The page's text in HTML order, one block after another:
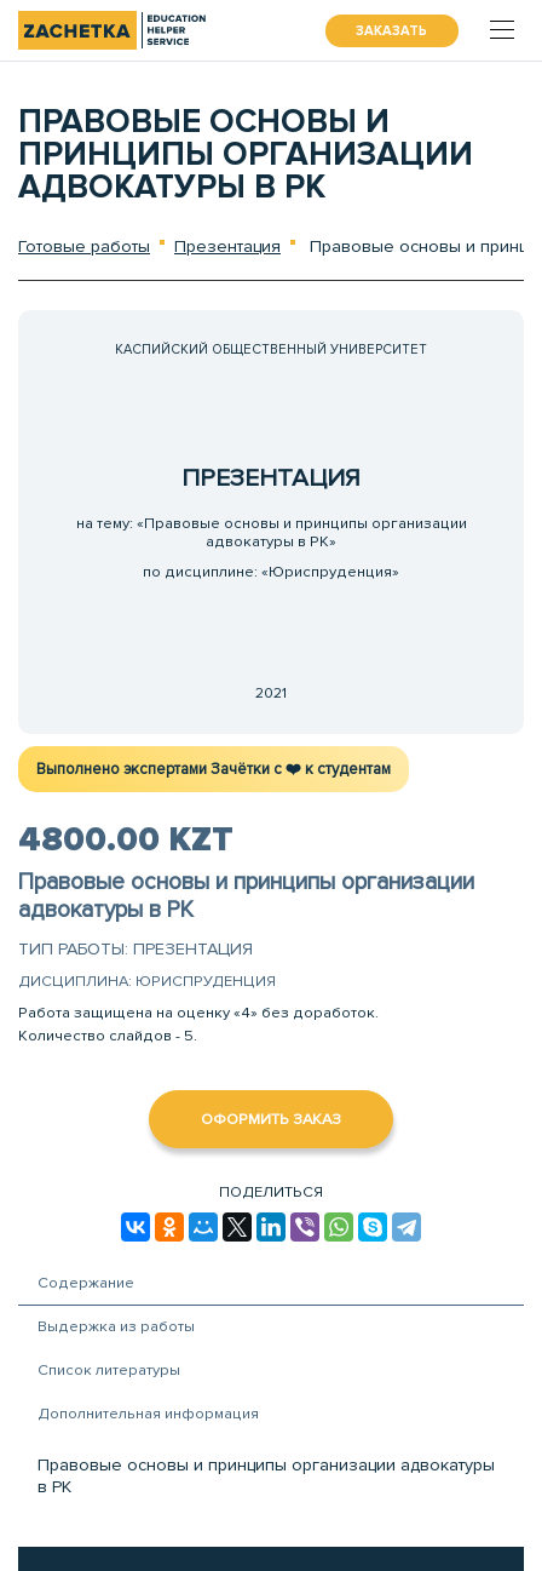
ЗАКАЗАТЬ
ПРАВОВЫЕ ОСНОВЫ И
ПРИНЦИПЫ ОРГАНИЗАЦИИ
АДВОКАТУРЫ В РК
Готовые работы Презентация Правовые основы и
КАСПИЙСКИЙ ОБЩЕСТВЕННЫЙ УНИВЕРСИТЕТ
ПРЕЗЕНТАЦИЯ
на тему: «Правовые основы и принципы организации
адвокатуры в РК»
по дисциплине: «Юриспруденция»
2021
Выполнено экспертами Зачётки c ❤️ к студентам
4800.00 KZT
Правовые основы и принципы организации
адвокатуры в РК
ТИП РАБОТЫ: ПРЕЗЕНТАЦИЯ
ДИСЦИПЛИНА: ЮРИСПРУДЕНЦИЯ
Работа защищена на оценку «4» без доработок.
Количество слайдов - 5.
ОФОРМИТЬ ЗАКАЗ
ПОДЕЛИТЬСЯ
Содержание
Выдержка из работы
Список литературы
Дополнительная информация
Правовые основы и принципы организации адвокатуры
в РК